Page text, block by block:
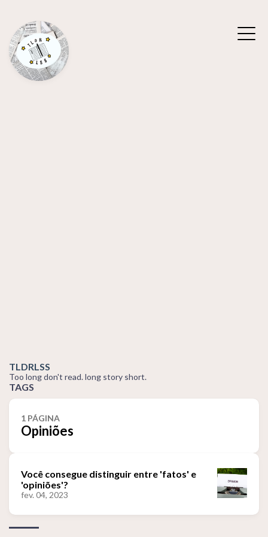
TLDRLSS
Too long don't read. long story short.
TAGS
1 PÁGINA
Opiniões
Você consegue distinguir entre 'fatos' e
'opiniões'?
fev. 04, 2023